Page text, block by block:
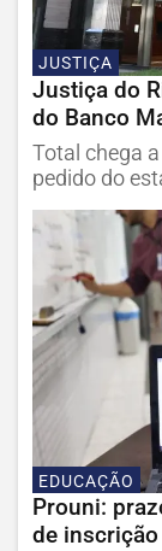
JUSTIÇA
Justiça do
do Banco
Total chega
pedido do
EDUCAÇÃO
Prouni:
de